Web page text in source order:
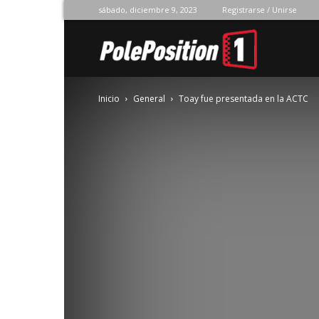
sábado, diciembre 9, 2023 Registrarse / Unirse
Position
Inicio General Toay fue presentada en la ACTC